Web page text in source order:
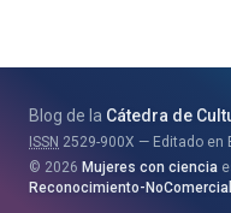
Blog de la Cátedra de
ISSN 2529-900X
Editado en
2026 Mujeres con ciencia
Reconocimiento-